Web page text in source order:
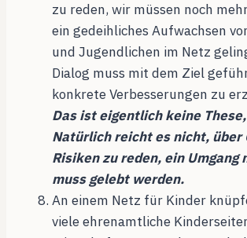
zu reden, wir müssen noch
ein gedeihliches Aufwachsen
und Jugendlichen im Netz
Dialog muss mit dem Ziel
konkrete Verbesserungen zu
Das ist eigentlich keine
Natürlich reicht es nicht, über
Risiken zu reden, ein Umgang
muss gelebt werden.
An einem Netz für Kinder
viele ehrenamtliche